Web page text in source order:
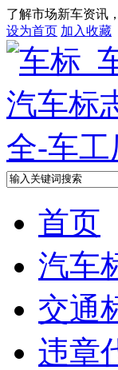
了解市场新车资讯
设为首页 加入收藏
首页
汽车
交通
违章